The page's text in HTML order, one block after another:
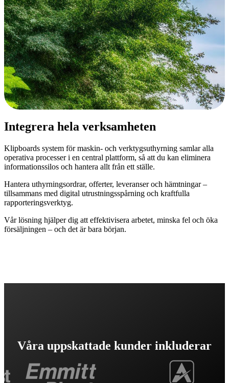
Integrera hela verksamheten
Klipboards system för maskin- och verktygsuthyrning samlar alla
operativa processer i en central plattform, så att du kan eliminera
informationssilos och hantera allt från ett ställe.
Hantera uthyrningsordrar, offerter, leveranser och hämtningar –
tillsammans med digital utrustningsspårning och kraftfulla
rapporteringsverktyg.
Vår lösning hjälper dig att effektivisera arbetet, minska fel och öka
försäljningen – och det är bara början.
Våra uppskattade kunder inkluderar